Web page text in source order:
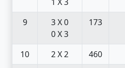
9
3 X 0
0 X 3
173
10 2 X 2 460